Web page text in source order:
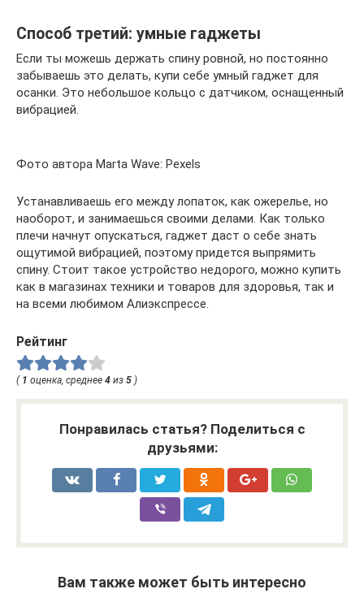
Способ третий: умные гаджеты
Если ты можешь держать спину ровной, но постоянно
забываешь это делать, купи себе умный гаджет для
осанки. Это небольшое кольцо с датчиком, оснащенный
вибрацией.
Фото автора Marta Wave: Pexels
Устанавливаешь его между лопаток, как ожерелье, но
наоборот, и занимаешься своими делами. Как только
плечи начнут опускаться, гаджет даст о себе знать
ощутимой вибрацией, поэтому придется выпрямить
спину. Стоит такое устройство недорого, можно купить
как в магазинах техники и товаров для здоровья, так и
на всеми любимом Алиэкспрессе.
Рейтинг
( 1 оценка, среднее 4 из 5 )
Понравилась статья? Поделиться с
друзьями:
Вам также может быть интересно